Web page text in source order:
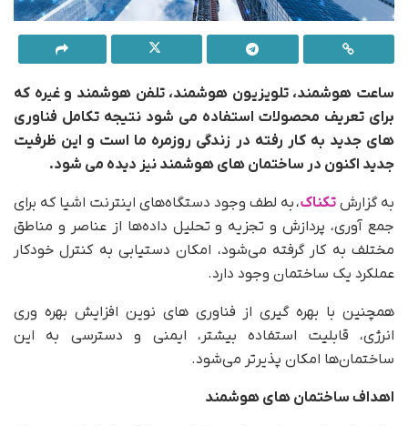
ساعت هوشمند، تلویزیون هوشمند، تلفن هوشمند و غیره که
برای تعریف محصولات استفاده می شود نتیجه تکامل فناوری
های جدید به کار رفته در زندگی روزمره ما است و این ظرفیت
جدید اکنون در ساختمان های هوشمند نیز دیده می شود.
به گزارشتکناک، به لطف وجود دستگاه‌های اینترنت اشیا که برای
جمع آوری، پردازش و تجزیه و تحلیل داده‌ها از عناصر و مناطق
مختلف به کار گرفته می‌شود، امکان دستیابی به کنترل خودکار
عملکرد یک ساختمان وجود دارد.
همچنین با بهره گیری از فناوری های نوین افزایش بهره وری
انرژی، قابلیت استفاده بیشتر، ایمنی و دسترسی به این
ساختمان‌ها امکان پذیرتر می‌شود.
اهداف ساختمان های هوشمند